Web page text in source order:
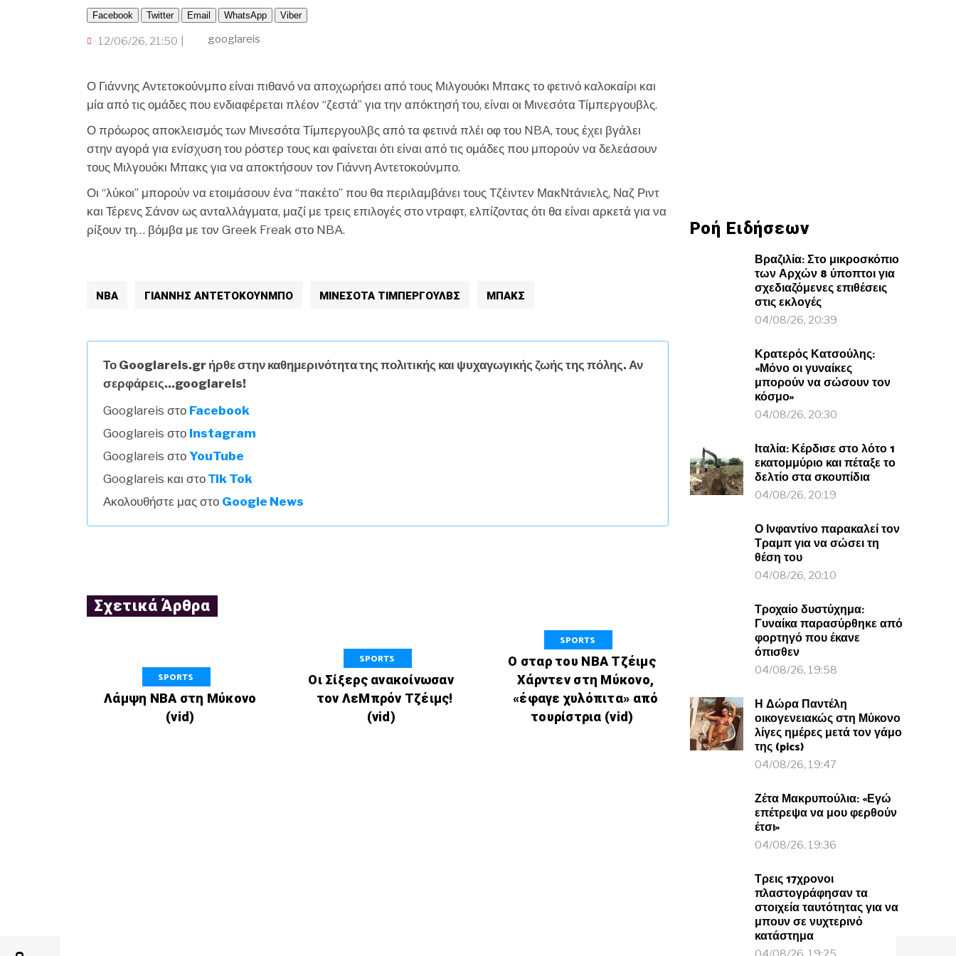
Facebook Twitter Email WhatsApp Viber
12/06/26, 21:50 googlareis
Ο Γιάννης Αντετοκούνμπο είναι πιθανό να αποχωρήσει από τους Μιλγουόκι Μπακς το φετινό καλοκαίρι και
μία από τις ομάδες που ενδιαφέρεται πλέον “ζεστά” για την απόκτησή του, είναι οι Μινεσότα Τίμπεργουβλς.
Ο πρόωρος αποκλεισμός των Μινεσότα Τίμπεργουλβς από τα φετινά πλέι οφ του NBA, τους έχει βγάλει
στην αγορά για ενίσχυση του ρόστερ τους και φαίνεται ότι είναι από τις ομάδες που μπορούν να δελεάσουν
τους Μιλγουόκι Μπακς για να αποκτήσουν τον Γιάννη Αντετοκούνμπο.
Οι “λύκοι” μπορούν να ετοιμάσουν ένα “πακέτο” που θα περιλαμβάνει τους Τζέιντεν ΜακΝτάνιελς, Ναζ Ριντ
και Τέρενς Σάνον ως ανταλλάγματα, μαζί με τρεις επιλογές στο ντραφτ, ελπίζοντας ότι θα είναι αρκετά για να
ρίξουν τη… βόμβα με τον Greek Freak στο NBA.
NBA ΓΙΑΝΝΗΣ ΑΝΤΕΤΟΚΟΥΝΜΠΟ ΜΙΝΕΣΟΤΑ ΤΙΜΠΕΡΓΟΥΛΒΣ ΜΠΑΚΣ
Το Googlareis.gr ήρθε στην καθημερινότητα της πολιτικής και ψυχαγωγικής ζωής της πόλης. Αν
σερφάρεις...googlareis!
Googlareis στο Facebook
Googlareis στο Instagram
Googlareis στο YouTube
Googlareis και στο Τik Tok
Ακολουθήστε μας στο Google News
Σχετικά Άρθρα
SPORTS
Λάμψη NBA στη Μύκονο
(vid)
SPORTS
Οι Σίξερς ανακοίνωσαν
τον ΛεΜπρόν Τζέιμς!
(vid)
SPORTS
O σταρ του ΝΒΑ Τζέιμς
Χάρντεν στη Μύκονο,
«έφαγε χυλόπιτα» από
τουρίστρια (vid)
Ροή Ειδήσεων
Βραζιλία: Στο μικροσκόπιο
των Αρχών 8 ύποπτοι για
σχεδιαζόμενες επιθέσεις
στις εκλογές
04/08/26, 20:39
Κρατερός Κατσούλης:
«Μόνο οι γυναίκες
μπορούν να σώσουν τον
κόσμο»
04/08/26, 20:30
Ιταλία: Κέρδισε στο λότο 1
εκατομμύριο και πέταξε το
δελτίο στα σκουπίδια
04/08/26, 20:19
Ο Ινφαντίνο παρακαλεί τον
Τραμπ για να σώσει τη
θέση του
04/08/26, 20:10
Τροχαίο δυστύχημα:
Γυναίκα παρασύρθηκε από
φορτηγό που έκανε
όπισθεν
04/08/26, 19:58
Η Δώρα Παντέλη
οικογενειακώς στη Μύκονο
λίγες ημέρες μετά τον γάμο
της (pics)
04/08/26, 19:47
Ζέτα Μακρυπούλια: «Εγώ
επέτρεψα να μου φερθούν
έτσι»
04/08/26, 19:36
Τρεις 17χρονοι
πλαστογράφησαν τα
στοιχεία ταυτότητας για να
μπουν σε νυχτερινό
κατάστημα